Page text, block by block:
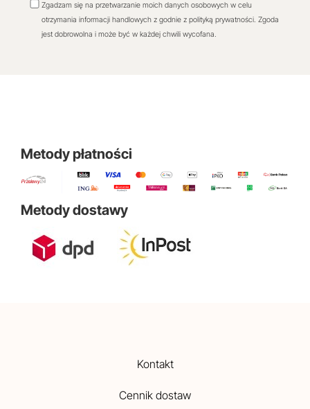
Zgadzam się na przetwarzanie moich danych osobowych w celu
otrzymania informacji handlowych z godnie z polityką prywatności. Zgoda
jest dobrowolna i może być w każdej chwili wycofana.
Metody płatności
Metody dostawy
Kontakt
Cennik dostaw